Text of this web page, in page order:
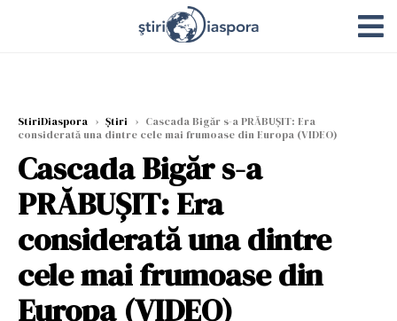
StiriDiaspora › Știri › Cascada Bigăr s-a PRĂBUȘIT: Era
considerată una dintre cele mai frumoase din Europa (VIDEO)
Cascada Bigăr s-a
PRĂBUȘIT: Era
considerată una dintre
cele mai frumoase din
Europa (VIDEO)